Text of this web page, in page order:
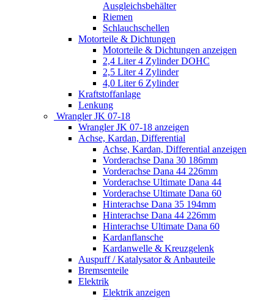
Ausgleichsbehälter
Riemen
Schlauchschellen
Motorteile & Dichtungen
Motorteile & Dichtungen anzeigen
2,4 Liter 4 Zylinder DOHC
2,5 Liter 4 Zylinder
4,0 Liter 6 Zylinder
Kraftstoffanlage
Lenkung
Wrangler JK 07-18
Wrangler JK 07-18 anzeigen
Achse, Kardan, Differential
Achse, Kardan, Differential anzeigen
Vorderachse Dana 30 186mm
Vorderachse Dana 44 226mm
Vorderachse Ultimate Dana 44
Vorderachse Ultimate Dana 60
Hinterachse Dana 35 194mm
Hinterachse Dana 44 226mm
Hinterachse Ultimate Dana 60
Kardanflansche
Kardanwelle & Kreuzgelenk
Auspuff / Katalysator & Anbauteile
Bremsenteile
Elektrik
Elektrik anzeigen